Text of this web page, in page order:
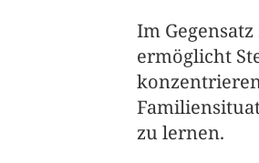
Im
ermöglicht
zu lernen.